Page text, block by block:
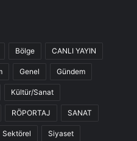
Bölge CANLI YAYIN
Genel Gündem
Kültür/Sanat
RÖPORTAJ SANAT
Sektörel Siyaset